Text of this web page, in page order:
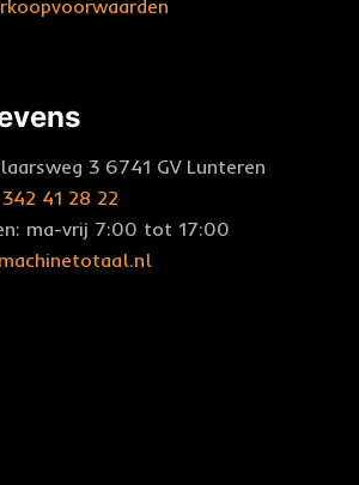
3 6741 GV Lunteren
342 41 28 22
ma-vrij 7:00 tot 17:00